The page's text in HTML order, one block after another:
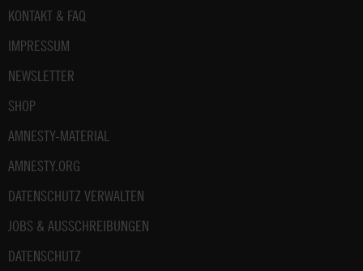
Fußbereich
KONTAKT & FAQ
IMPRESSUM
NEWSLETTER
SHOP
AMNESTY-MATERIAL
AMNESTY.ORG
DATENSCHUTZ VERWALTEN
JOBS & AUSSCHREIBUNGEN
DATENSCHUTZ